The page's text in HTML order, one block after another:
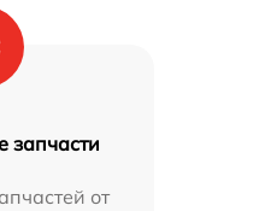
запчасти
от